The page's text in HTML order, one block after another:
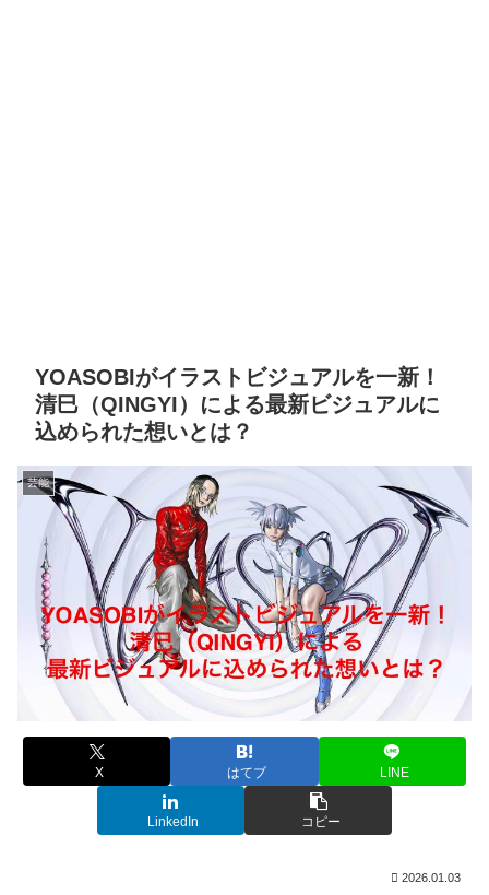
YOASOBIがイラストビジュアルを一新！
清巳（QINGYI）による最新ビジュアルに
込められた想いとは？
芸能
X はてブ LINE
LinkedIn コピー
2026.01.03